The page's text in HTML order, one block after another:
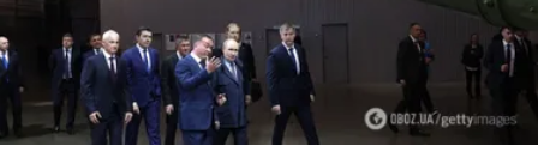
Україна має домовленості на щомісячну
поставку ракет до Patriot від США: Зеленський
розкрив подробиці
Київ також веде активні переговори з європейськими
партнерами